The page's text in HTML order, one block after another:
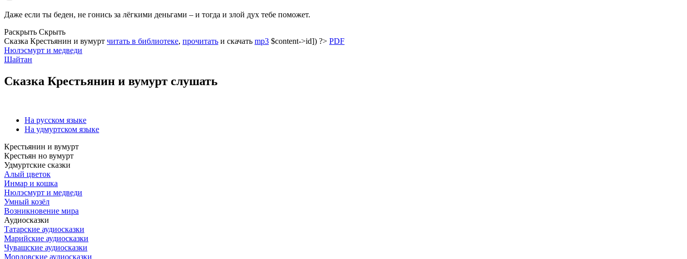
Даже если ты беден, не гонись за лёгкими деньгами – и тогда и злой дух тебе поможет.
Раскрыть Скрыть
Сказка Крестьянин и вумурт читать в библиотеке, прочитать и скачать mp3 $content->id]) ?> PDF
Нюлэсмурт и медведи
Шайтан
Сказка Крестьянин и вумурт слушать
На русском языке
На удмуртском языке
Крестьянин и вумурт
Крестьян но вумурт
Удмуртские сказки
Алый цветок
Инмар и кошка
Нюлэсмурт и медведи
Умный козёл
Возникновение мира
Аудиосказки
Татарские аудиосказки
Марийские аудиосказки
Чувашские аудиосказки
Мордовские аудиосказки